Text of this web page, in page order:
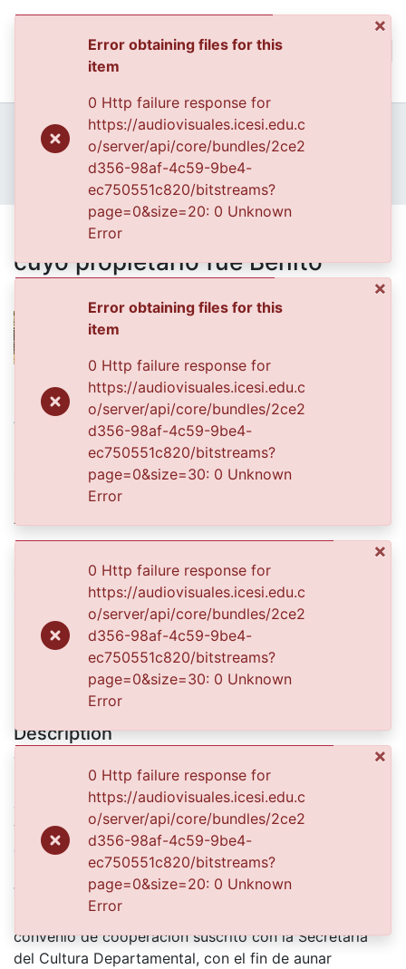
All of DSpace
Statistics
Home
Archivo del Patrimonio Fotográfico y Fílmico del Valle del Cauca
Fondo Archivo del Patrimonio Fotográfico y Fílmico del Valle del Cauca
La Gente
APFFVC - Hacendados y Comerci - Patrimonial
Trilladora de café "El Progreso", cuyo propietario fue Benito López
Trilladora de café "El Progreso",
cuyo propietario fue Benito
Files
A719.JPG (98.87 KB)
1920-01-01
Authors
s. n.
Publisher
Biblioteca Departamental Jorge Garces Borrero
Description
Trilladora de café "El Progreso", cuyo propietario fue
Benito López.Se observa en la fotografía un empleado
de la trilladora llevando los bultos de café hasta el
vehículo para su posterior comercialización. Santiago
de Cali, 1920.
El Archivo del Patrimonio Fotográfico y Fílmico del
Valle del Cauca es responsabilidad de la Biblioteca
Departamental del Valle Jorge Garcés Borrero, por
convenio de cooperación suscrito con la Secretaria
del Cultura Departamental, con el fin de aunar
×
Error obtaining files for this
item
0 Http failure response for
https://audiovisuales.icesi.edu.c
o/server/api/core/bundles/2ce2
d356-98af-4c59-9be4-
ec750551c820/bitstreams?
page=0&size=20: 0 Unknown
Error
×
Error obtaining files for this
item
0 Http failure response for
https://audiovisuales.icesi.edu.c
o/server/api/core/bundles/2ce2
d356-98af-4c59-9be4-
ec750551c820/bitstreams?
page=0&size=30: 0 Unknown
Error
×
0 Http failure response for
https://audiovisuales.icesi.edu.c
o/server/api/core/bundles/2ce2
d356-98af-4c59-9be4-
ec750551c820/bitstreams?
page=0&size=30: 0 Unknown
Error
×
0 Http failure response for
https://audiovisuales.icesi.edu.c
o/server/api/core/bundles/2ce2
d356-98af-4c59-9be4-
ec750551c820/bitstreams?
page=0&size=20: 0 Unknown
Error